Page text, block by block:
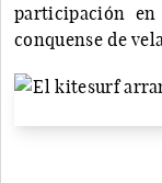
participación
conquense de